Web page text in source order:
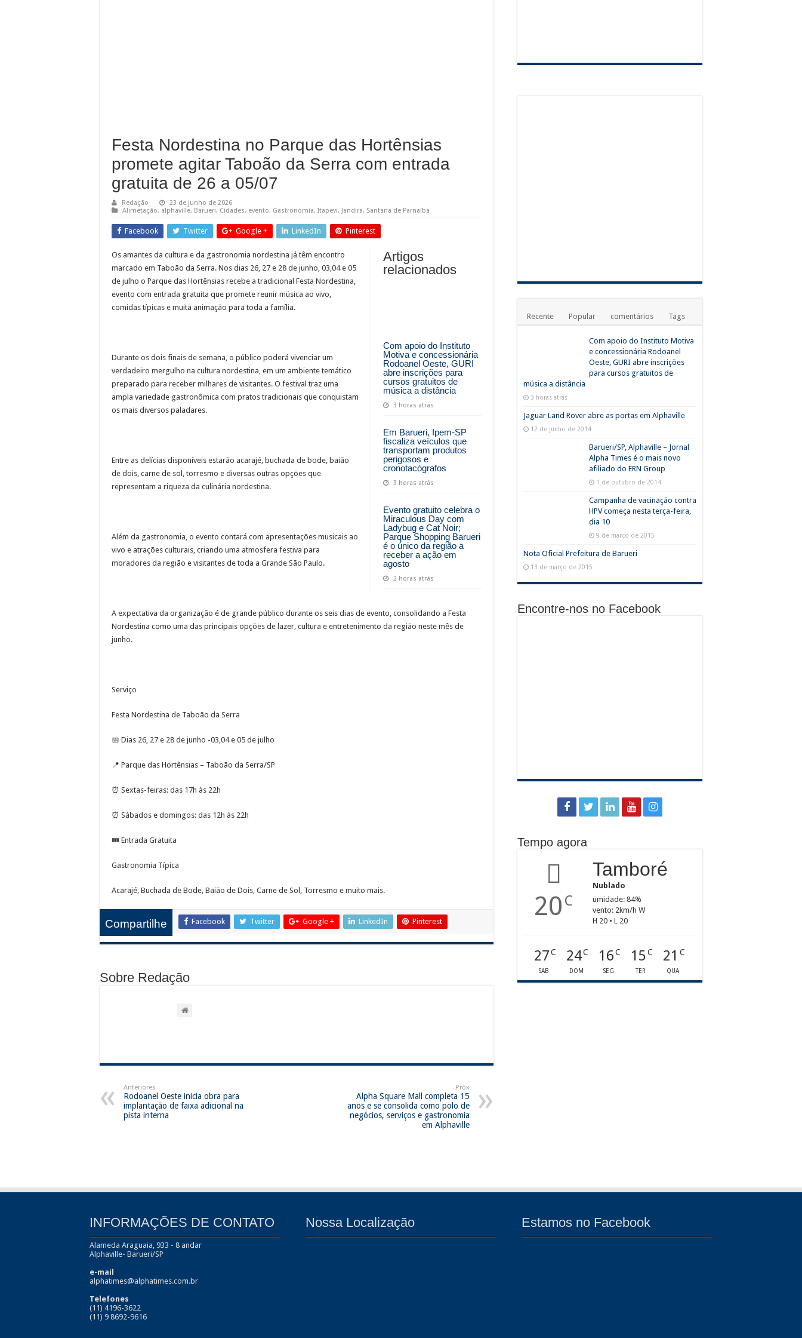
Festa Nordestina no Parque das Hortênsias
promete agitar Taboão da Serra com entrada
gratuita de 26 a 05/07
Redação
23 de junho de 2026
Alimetação, alphaville, Barueri, Cidades, evento, Gastronomia, Itapevi, Jandira, Santana de Parnaíba
Facebook Twitter Google + LinkedIn Pinterest
Artigos
relacionados
Com apoio do Instituto
Motiva e concessionária
Rodoanel Oeste, GURI
abre inscrições para
cursos gratuitos de
música a distância
3 horas atrás
Em Barueri, Ipem-SP
fiscaliza veículos que
transportam produtos
perigosos e
cronotacógrafos
3 horas atrás
Evento gratuito celebra o
Miraculous Day com
Ladybug e Cat Noir;
Parque Shopping Barueri
é o único da região a
receber a ação em
agosto
2 horas atrás
Os amantes da cultura e da gastronomia nordestina já têm encontro
marcado em Taboão da Serra. Nos dias 26, 27 e 28 de junho, 03,04 e 05
de julho o Parque das Hortênsias recebe a tradicional Festa Nordestina,
evento com entrada gratuita que promete reunir música ao vivo,
comidas típicas e muita animação para toda a família.
Durante os dois finais de semana, o público poderá vivenciar um
verdadeiro mergulho na cultura nordestina, em um ambiente temático
preparado para receber milhares de visitantes. O festival traz uma
ampla variedade gastronômica com pratos tradicionais que conquistam
os mais diversos paladares.
Entre as delícias disponíveis estarão acarajé, buchada de bode, baião
de dois, carne de sol, torresmo e diversas outras opções que
representam a riqueza da culinária nordestina.
Além da gastronomia, o evento contará com apresentações musicais ao
vivo e atrações culturais, criando uma atmosfera festiva para
moradores da região e visitantes de toda a Grande São Paulo.
A expectativa da organização é de grande público durante os seis dias de evento, consolidando a Festa
Nordestina como uma das principais opções de lazer, cultura e entretenimento da região neste mês de
junho.
Serviço
Festa Nordestina de Taboão da Serra
📅 Dias 26, 27 e 28 de junho -03,04 e 05 de julho
📍 Parque das Hortênsias – Taboão da Serra/SP
⏰ Sextas-feiras: das 17h às 22h
⏰ Sábados e domingos: das 12h às 22h
🎟️ Entrada Gratuita
Gastronomia Típica
Acarajé, Buchada de Bode, Baião de Dois, Carne de Sol, Torresmo e muito mais.
Compartilhe Facebook Twitter Google + LinkedIn Pinterest
Sobre Redação
Anteriores
Rodoanel Oeste inicia obra para
implantação de faixa adicional na
pista interna
Próx
Alpha Square Mall completa 15
anos e se consolida como polo de
negócios, serviços e gastronomia
em Alphaville
Recente Popular comentários Tags
Com apoio do Instituto Motiva
e concessionária Rodoanel
Oeste, GURI abre inscrições
para cursos gratuitos de
música a distância
3 horas atrás
Jaguar Land Rover abre as portas em Alphaville
12 de junho de 2014
Barueri/SP, Alphaville – Jornal
Alpha Times é o mais novo
afiliado do ERN Group
1 de outubro de 2014
Campanha de vacinação contra
HPV começa nesta terça-feira,
dia 10
9 de março de 2015
Nota Oficial Prefeitura de Barueri
13 de março de 2015
Encontre-nos no Facebook
Tempo agora
20 C
Tamboré
Nublado
umidade: 84%
vento: 2km/h W
H 20 • L 20
27 C
SAB
24C
DOM
16 C
SEG
15 C
TER
21 C
QUA
INFORMAÇÕES DE CONTATO
Alameda Araguaia, 933 - 8 andar
Alphaville- Barueri/SP
e-mail
alphatimes@alphatimes.com.br
Telefones
(11) 4196-3622
(11) 9 8692-9616
Nossa Localização Estamos no Facebook